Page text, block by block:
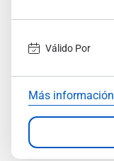
Válido Por
Más información